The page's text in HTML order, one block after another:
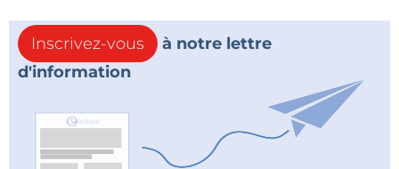
Inscrivez-vous
à notre lettre
d'information